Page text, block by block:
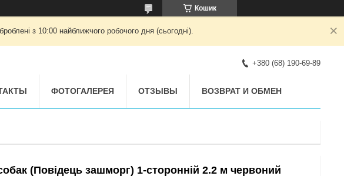
Кошик
з 10:00 найближчого робочого дня (сьогодні).
+380 (68) 190-69-89
ФОТОГАЛЕРЕЯ ОТЗЫВЫ ВОЗВРАТ И ОБМЕН
(Повідець зашморг) 1-сторонній 2.2 м червоний